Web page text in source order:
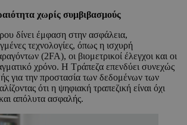
χωρίς συμβιβασμούς
δίνει έμφαση στην ασφάλεια,
τεχνολογίες, όπως η ισχυρή
(2FA), οι βιομετρικοί έλεγχοι και οι
χρόνο. Η Τράπεζα επενδύει συνεχώς
για την προστασία των δεδομένων των
ότι η ψηφιακή τραπεζική είναι όχι
απόλυτα ασφαλής.